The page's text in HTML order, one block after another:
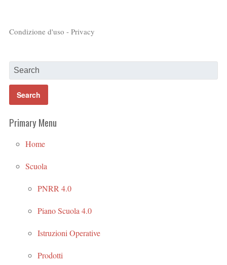
Condizione d'uso - Privacy
Primary Menu
Home
Scuola
PNRR 4.0
Piano Scuola 4.0
Istruzioni Operative
Prodotti